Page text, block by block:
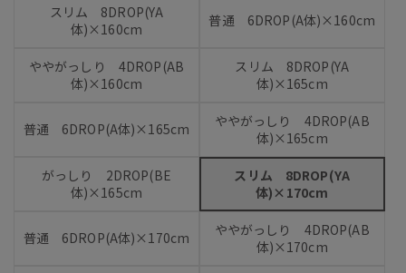
スリム 8DROP(YA
体)×160cm
普通 6DROP(A体)×160cm
ややがっしり 4DROP(AB
体)×160cm
スリム 8DROP(YA
体)×165cm
普通 6DROP(A体)×165cm
ややがっしり 4DROP(AB
体)×165cm
がっしり 2DROP(BE
体)×165cm
スリム 8DROP(YA
体)×170cm
普通 6DROP(A体)×170cm
ややがっしり 4DROP(AB
体)×170cm